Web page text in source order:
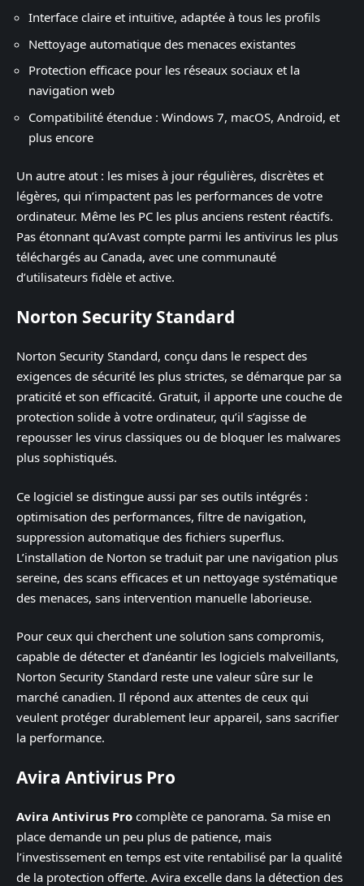
Interface claire et intuitive, adaptée à tous les profils
Nettoyage automatique des menaces existantes
Protection efficace pour les réseaux sociaux et la
navigation web
Compatibilité étendue : Windows 7, macOS, Android, et
plus encore
Un autre atout : les mises à jour régulières, discrètes et
légères, qui n’impactent pas les performances de votre
ordinateur. Même les PC les plus anciens restent réactifs.
Pas étonnant qu’Avast compte parmi les antivirus les plus
téléchargés au Canada, avec une communauté
d’utilisateurs fidèle et active.
Norton Security Standard
Norton Security Standard, conçu dans le respect des
exigences de sécurité les plus strictes, se démarque par sa
praticité et son efficacité. Gratuit, il apporte une couche de
protection solide à votre ordinateur, qu’il s’agisse de
repousser les virus classiques ou de bloquer les malwares
plus sophistiqués.
Ce logiciel se distingue aussi par ses outils intégrés :
optimisation des performances, filtre de navigation,
suppression automatique des fichiers superflus.
L’installation de Norton se traduit par une navigation plus
sereine, des scans efficaces et un nettoyage systématique
des menaces, sans intervention manuelle laborieuse.
Pour ceux qui cherchent une solution sans compromis,
capable de détecter et d’anéantir les logiciels malveillants,
Norton Security Standard reste une valeur sûre sur le
marché canadien. Il répond aux attentes de ceux qui
veulent protéger durablement leur appareil, sans sacrifier
la performance.
Avira Antivirus Pro
Avira Antivirus Pro complète ce panorama. Sa mise en
place demande un peu plus de patience, mais
l’investissement en temps est vite rentabilisé par la qualité
de la protection offerte. Avira excelle dans la détection des